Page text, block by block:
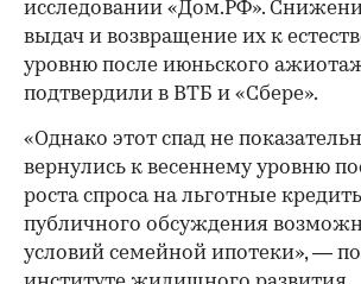
исследовании «Дом.РФ».
выдач и возвращение их к
уровню после июньского
подтвердили в ВТБ и «Сбере».
«Однако этот спад не
вернулись к весеннему уровню
роста спроса на льготные
публичного обсуждения
условий семейной ипотеки», —